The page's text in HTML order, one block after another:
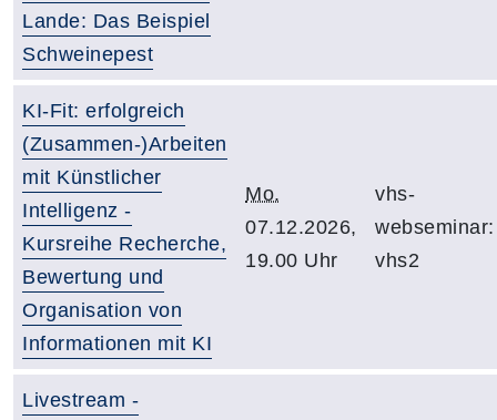
Lande: Das Beispiel
Schweinepest
KI-Fit: erfolgreich
(Zusammen-)Arbeiten
mit Künstlicher
Intelligenz -
Kursreihe Recherche,
Bewertung und
Organisation von
Informationen mit KI
Mo.
07.12.2026,
19.00 Uhr
vhs-
webseminar:
vhs2
Livestream -